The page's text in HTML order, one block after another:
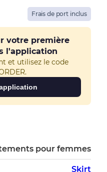
Frais de port inclus
votre première
l'application
et utilisez le code
pour femmes
Skirt